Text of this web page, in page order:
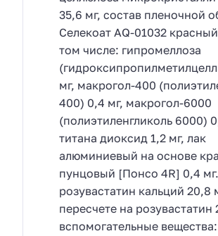
35,6 мг, состав пленочной
Селекоат AQ-01032
том числе: гипромеллоза
мг, макрогол-400
400) 0,4 мг, макрогол-6000
(полиэтиленгликоль 6000)
титана диоксид 1,2 мг, лак
алюминиевый на основе
пунцовый [Понсо 4R] 0,4 мг.
розувастатин кальций 20,8
пересчете на розувастатин
вспомогательные